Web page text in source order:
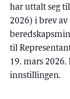
har uttalt seg
2026) i brev av
til
19. mars
innstillingen.